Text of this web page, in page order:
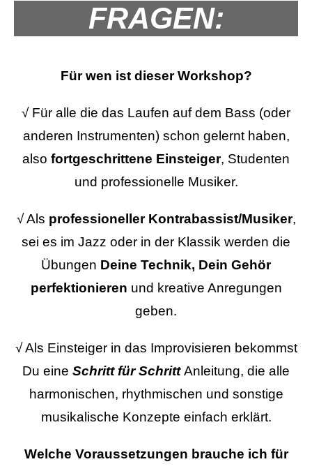
FRAGEN:
Für wen ist dieser Workshop?
√ Für alle die das Laufen auf dem Bass (oder
anderen Instrumenten) schon gelernt haben,
also fortgeschrittene Einsteiger, Studenten
und professionelle Musiker.
√ Als professioneller Kontrabassist/Musiker,
sei es im Jazz oder in der Klassik werden die
Übungen Deine Technik, Dein Gehör
perfektionieren und kreative Anregungen
geben.
√ Als Einsteiger in das Improvisieren bekommst
Du eine Schritt für SchrittAnleitung, die alle
harmonischen, rhythmischen und sonstige
musikalische Konzepte einfach erklärt.
Welche Voraussetzungen brauche ich für